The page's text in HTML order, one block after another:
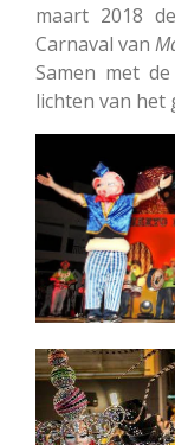
maart 2018
Carnaval van
Samen met
lichten van het